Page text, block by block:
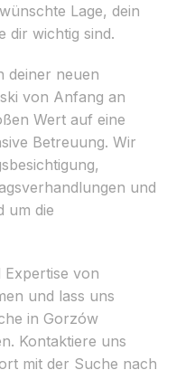
Lage, dein
dir wichtig sind.
deiner neuen
von Anfang an
Wert auf eine
Betreuung. Wir
und
um die
von
und lass uns
in Gorzów
Kontaktiere uns
mit der Suche nach